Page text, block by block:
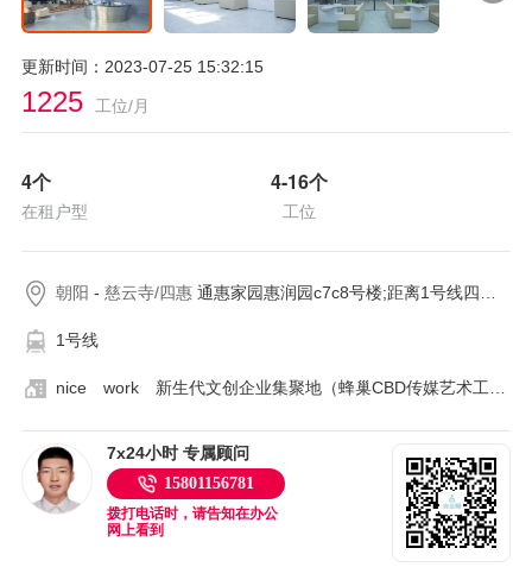
更新时间：2023-07-25 15:32:15
1225 工位/月
4个
在租户型
4-16个
工位
朝阳 - 慈云寺/四惠 通惠家园惠润园c7c8号楼;距离1号线四惠约763米
1号线
7x24小时 专属顾问
15801156781
拨打电话时，请告知在办公
网上看到